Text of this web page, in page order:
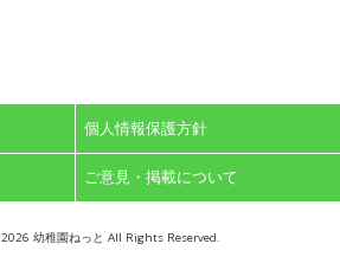
個人情報保護方針
ご意見・掲載について
2026 幼稚園ねっと All Rights Reserved.